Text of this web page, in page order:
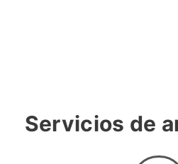
Servicios de